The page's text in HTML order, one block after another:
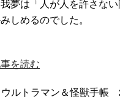
夢は「人が人を許さな
しめるのでした。
を読む
ルトラマン＆怪獣手帳